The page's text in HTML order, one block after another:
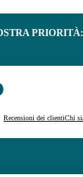
Recensioni dei clientiChi